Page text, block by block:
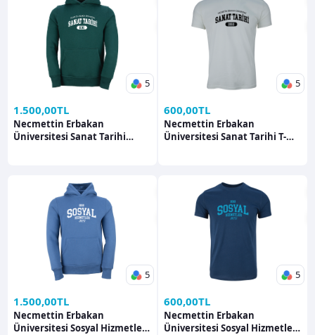
5
1.500,00TL
Necmettin Erbakan
Üniversitesi Sanat Tarihi
5
600,00TL
Necmettin Erbakan
Üniversitesi Sanat Tarihi T-
5
1.500,00TL
Necmettin Erbakan
Üniversitesi Sosyal Hizmetler
5
600,00TL
Necmettin Erbakan
Üniversitesi Sosyal Hizmetler